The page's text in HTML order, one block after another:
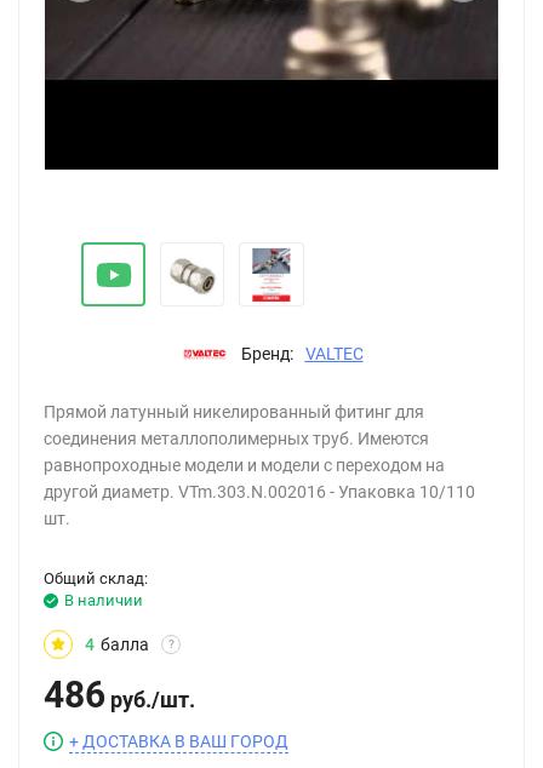
Бренд: VALTEC
Прямой латунный никелированный фитинг для
соединения металлополимерных труб. Имеются
равнопроходные модели и модели с переходом на
другой диаметр. VTm.303.N.002016 - Упаковка 10/110
шт.
Общий склад:
В наличии
4 балла ?
486 руб./шт.
+ ДОСТАВКА В ВАШ ГОРОД